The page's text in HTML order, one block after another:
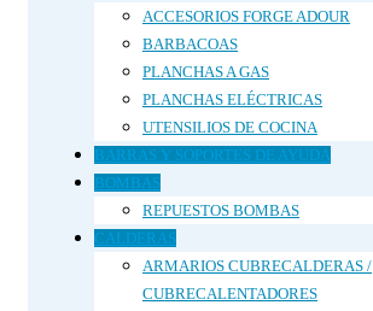
ACCESORIOS FORGE ADOUR
BARBACOAS
PLANCHAS A GAS
PLANCHAS ELÉCTRICAS
UTENSILIOS DE COCINA
BARRAS Y SOPORTES DE AYUDA
BOMBAS
REPUESTOS BOMBAS
CALDERAS
ARMARIOS CUBRECALDERAS /
CUBRECALENTADORES